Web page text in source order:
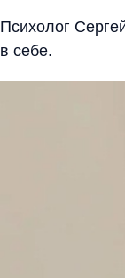
Психолог
в себе.